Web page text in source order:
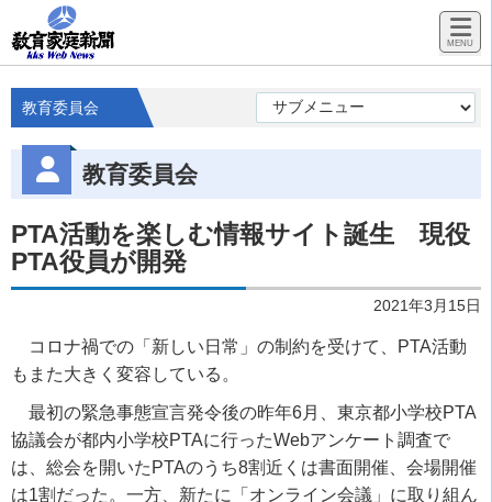
教育委員会
教育委員会
PTA活動を楽しむ情報サイト誕生 現役
PTA役員が開発
2021年3月15日
コロナ禍での「新しい日常」の制約を受けて、PTA活動
もまた大きく変容している。
最初の緊急事態宣言発令後の昨年6月、東京都小学校PTA
協議会が都内小学校PTAに行ったWebアンケート調査で
は、総会を開いたPTAのうち8割近くは書面開催、会場開催
は1割だった。一方、新たに「オンライン会議」に取り組ん